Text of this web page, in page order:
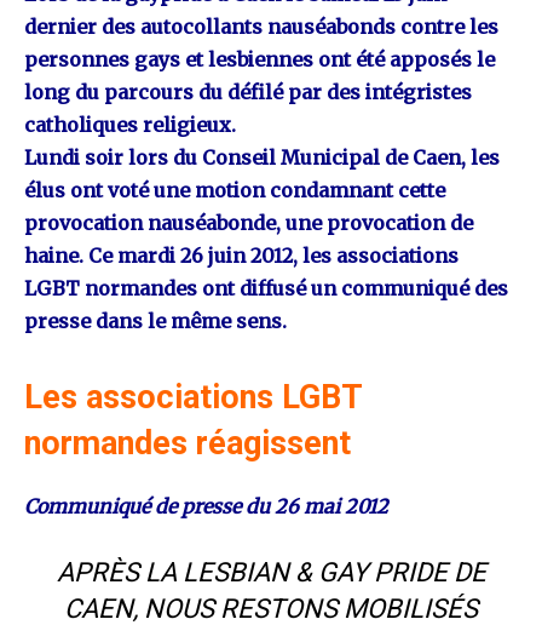
dernier des autocollants nauséabonds contre les
personnes gays et lesbiennes ont été apposés le
long du parcours du défilé par des intégristes
catholiques religieux.
Lundi soir lors du Conseil Municipal de Caen, les
élus ont voté une motion condamnant cette
provocation nauséabonde, une provocation de
haine. Ce mardi 26 juin 2012, les associations
LGBT normandes ont diffusé un communiqué des
presse dans le même sens.
Les associations LGBT
normandes réagissent
Communiqué de presse du 26 mai 2012
APRÈS LA LESBIAN & GAY PRIDE DE
CAEN, NOUS RESTONS MOBILISÉS